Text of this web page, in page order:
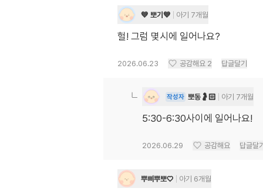
💙 뽀기💙 아기 7개월
헐! 그럼 몇시에 일어나요?
2026.06.23 공감해요 2 답글달기
작성자 뽀동🤰🏻 아기 7개월
5:30-6:30사이에 일어나요!
2026.06.29 공감해요 답글달기
뿌삐뿌뽀♡ 아기 6개월